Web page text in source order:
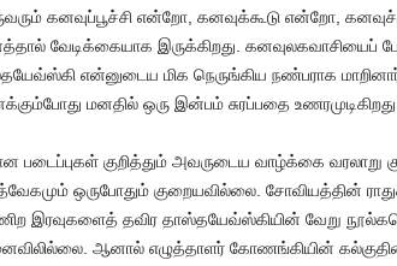
கனவுப்பூச்சி என்றோ, கனவுக்கூடு என்றோ,
வேடிக்கையாக இருக்கிறது. கனவுலகவாசியைப்
என்னுடைய மிக நெருங்கிய நண்பராக
மனதில் ஒரு இன்பம் சுரப்பதை
குறித்தும் அவருடைய வாழ்க்கை வரலாறு
ஒருபோதும் குறையவில்லை. சோவியத்தின்
இரவுகளைத் தவிர தாஸ்தயேவ்ஸ்கியின் வேறு
ஆனால் எழுத்தாளர் கோணங்கியின்